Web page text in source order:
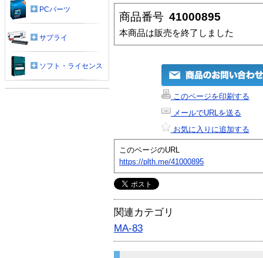
商品番号 41000895
本商品は販売を終了しました
このページを印刷する
メールでURLを送る
お気に入りに追加する
このページのURL
https://plth.me/41000895
関連カテゴリ
MA-83
PCパーツ
サプライ
ソフト・ライセンス